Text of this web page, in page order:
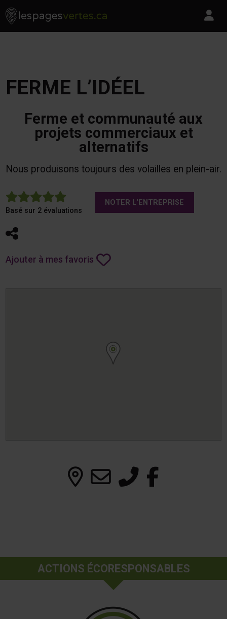
Skip to content
Les Pages Vertes - Go to homepage
FERME L’IDÉEL
Ferme et communauté aux
projets commerciaux et
alternatifs
Nous produisons toujours des volailles en plein-air.
5
Basé sur 2 évaluations
NOTER L'ENTREPRISE
Partager
Ajouter à mes favoris
ACTIONS ÉCORESPONSABLES